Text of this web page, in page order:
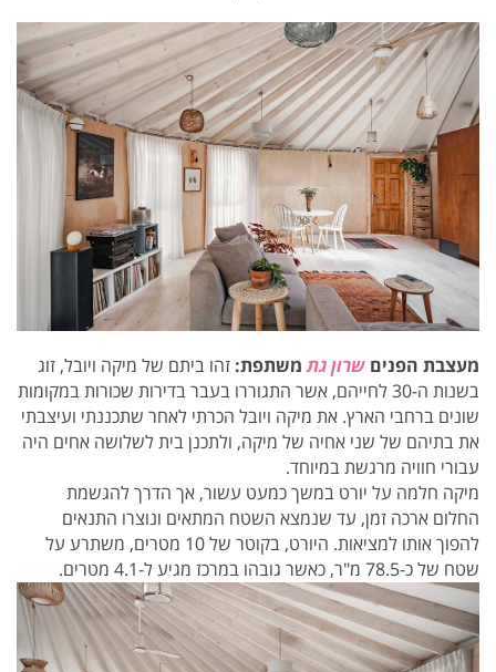
מעצבת הפנים שרון גתמשתפת: זהו ביתם של מיקה ויובל, זוג
בשנות ה-30 לחייהם, אשר התגוררו בעבר בדירות שכורות במקומות
שונים ברחבי הארץ. את מיקה ויובל הכרתי לאחר שתכננתי ועיצבתי
את בתיהם של שני אחיה של מיקה, ולתכנן בית לשלושה אחים היה
עבורי חוויה מרגשת במיוחד.
מיקה חלמה על יורט במשך כמעט עשור, אך הדרך להגשמת
החלום ארכה זמן, עד שנמצא השטח המתאים ונוצרו התנאים
להפוך אותו למציאות. היורט, בקוטר של 10 מטרים, משתרע על
שטח של כ-78.5 מ"ר, כאשר גובהו במרכז מגיע ל-4.1 מטרים.